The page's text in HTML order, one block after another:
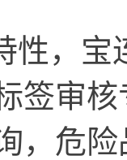
性，宝
签审
，危